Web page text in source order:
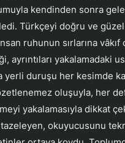
kendinden sonra
Türkçeyi doğru ve
ruhunun sırlarına vâkıf
ayrıntıları yakalamadaki
yerli duruşu her kesimde
oluşuyla, her
yakalamasıyla dikkat
okuyucusunu